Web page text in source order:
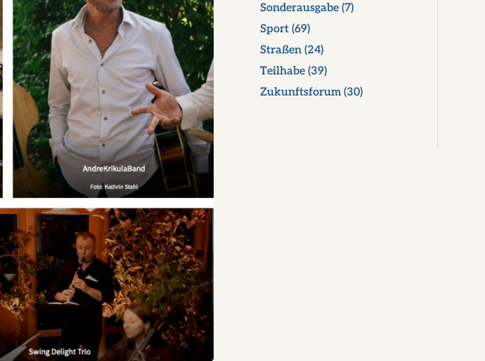
Sonderausgabe (7)
Sport (69)
Straßen (24)
Teilhabe (39)
Zukunftsforum(30)